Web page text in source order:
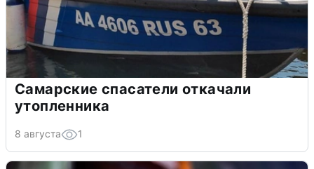
Самарские спасатели откачали
утопленника
8 августа 1